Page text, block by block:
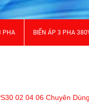
PHA BIẾN ÁP 3 PHA
02 04 06 Chuyên